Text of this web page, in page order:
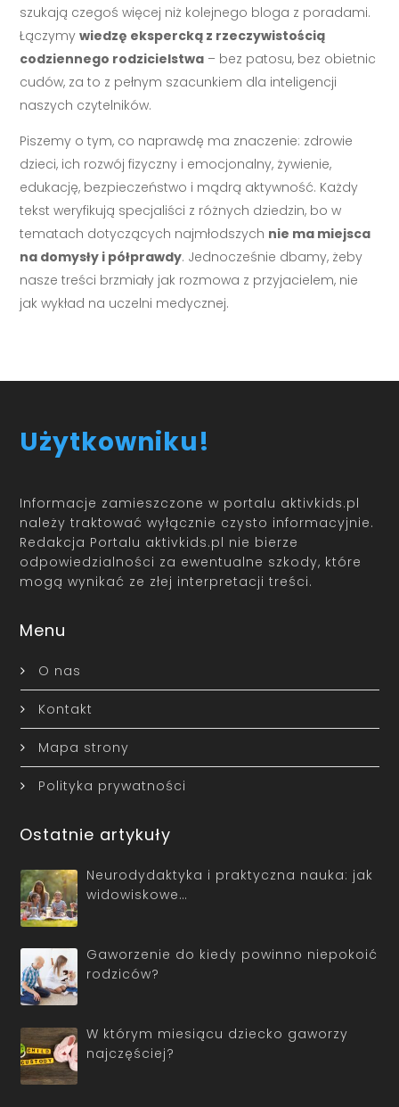
szukają czegoś więcej niż kolejnego bloga z poradami.
Łączymywiedzę ekspercką z rzeczywistością
codziennego rodzicielstwa – bez patosu, bez obietnic
cudów, za to z pełnym szacunkiem dla inteligencji
naszych czytelników.
Piszemy o tym, co naprawdę ma znaczenie: zdrowie
dzieci, ich rozwój fizyczny i emocjonalny, żywienie,
edukację, bezpieczeństwo i mądrą aktywność. Każdy
tekst weryfikują specjaliści z różnych dziedzin, bo w
tematach dotyczących najmłodszych nie ma miejsca
na domysły i półprawdy. Jednocześnie dbamy, żeby
nasze treści brzmiały jak rozmowa z przyjacielem, nie
jak wykład na uczelni medycznej.
Użytkowniku!
Informacje zamieszczone w portalu aktivkids.pl
należy traktować wyłącznie czysto informacyjnie.
Redakcja Portalu aktivkids.pl nie bierze
odpowiedzialności za ewentualne szkody, które
mogą wynikać ze złej interpretacji treści.
Menu
O nas
Kontakt
Mapa strony
Polityka prywatności
Ostatnie artykuły
Neurodydaktyka i praktyczna nauka: jak
widowiskowe…
Gaworzenie do kiedy powinno niepokoić
rodziców?
W którym miesiącu dziecko gaworzy
najczęściej?